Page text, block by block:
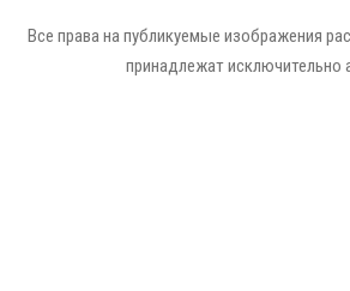
Все права на публикуемые изображения
принадлежат исключительно